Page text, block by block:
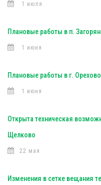
1 июля
Плановые работы в п.
1 июня
Плановые работы в г.
1 июня
Открыта техническая
Щелково
22 мая
Изменения в сетке вещания